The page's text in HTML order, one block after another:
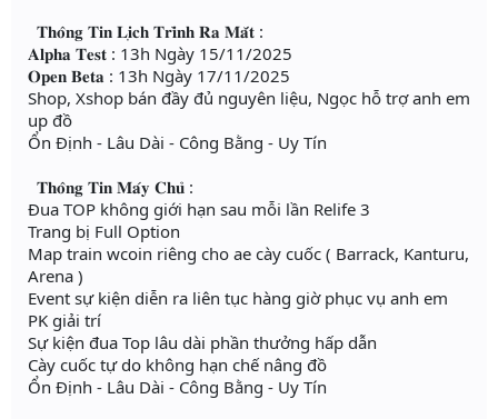
𝐓𝐡𝐨̂𝐧𝐠 𝐓𝐢𝐧 𝐋𝐢̣𝐜𝐡 𝐓𝐫𝐢̀𝐧𝐡 𝐑𝐚 𝐌𝐚̆́𝐭 :
𝐀𝐥𝐩𝐡𝐚 𝐓𝐞𝐬𝐭 : 13h Ngày 15/11/2025
𝐎𝐩𝐞𝐧 𝐁𝐞𝐭𝐚 : 13h Ngày 17/11/2025
Shop, Xshop bán đầy đủ nguyên liệu, Ngọc hỗ trợ anh em
up đồ
Ổn Định - Lâu Dài - Công Bằng - Uy Tín
𝐓𝐡𝐨̂𝐧𝐠 𝐓𝐢𝐧 𝐌𝐚́𝐲 𝐂𝐡𝐮̉ :
Đua TOP không giới hạn sau mỗi lần Relife 3
Trang bị Full Option
Map train wcoin riêng cho ae cày cuốc ( Barrack, Kanturu,
Arena )
Event sự kiện diễn ra liên tục hàng giờ phục vụ anh em
PK giải trí
Sự kiện đua Top lâu dài phần thưởng hấp dẫn
Cày cuốc tự do không hạn chế nâng đồ
Ổn Định - Lâu Dài - Công Bằng - Uy Tín